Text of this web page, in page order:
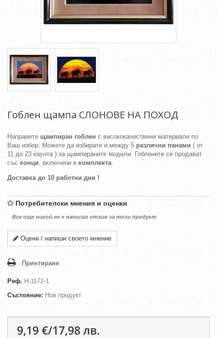
Гоблен щампа СЛОНОВЕ НА ПОХОД
Направете щампиран гоблен с висококачествени материали по
Ваш избор. Можете да избирате и между 5 различни панами ( от
11 до 23 каунта ) за щампираните модели. Гоблените се продават
със конци, включени в комплекта.
Доставка до 10 работни дни !
Потребителски мнения и оценки
Все още никой не е написал отзив за този продукт
Оцени / напиши своето мнение
Принтиране
Реф. H-1172-1
Състояние: Нов продукт
9,19 €/17,98 лв.